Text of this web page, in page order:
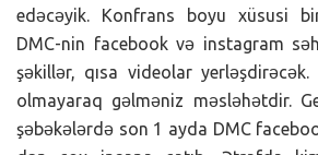
edəcəyik. Konfrans boyu xüsusi
DMC-nin facebook və instagram
şəkillər, qısa videolar
olmayaraq gəlməniz məsləhətdir.
şəbəkələrdə son 1 ayda DMC